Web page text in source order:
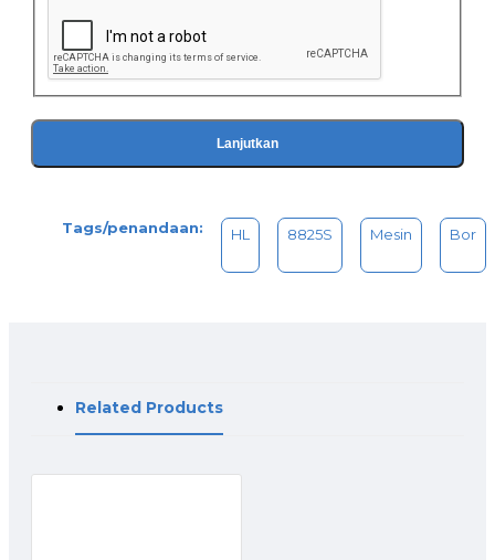
Lanjutkan
Tags/penandaan: HL 8825S Mesin Bor
Related Products